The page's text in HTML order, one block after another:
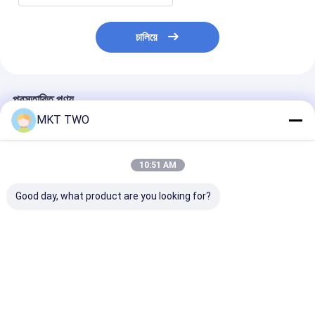
চালিয়ে
প্রস্তাবিত পণ্য
MKT TWO
10:51 AM
Good day, what product are you looking for?